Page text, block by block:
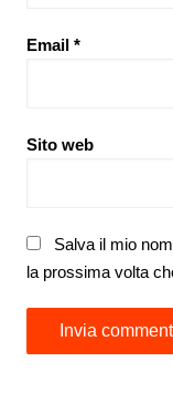
Email *
Sito web
Salva il mio
la prossima volta